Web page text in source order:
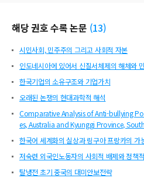
해당 권호 수록 논문 (13)
시민사회, 민주주의 그리고 사회적 자본
인도네시아에 있어서 신질서체제의 해체와
한국기업의 소유구조와 기업가치
오래된 논쟁의 현대과학적 해석
Comparative Analysis of Anti-bullying
es, Australia and Kyunggi Province,
한국어 세계화의 실상과 링구아 프랑카의 가
저숙련 외국인노동자의 사회적 배제와 정책
탈냉전 초기 중국의 대미안보전략